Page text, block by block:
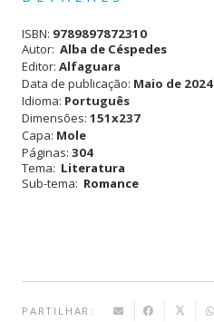
ISBN: 9789897872310
Autor: Alba de Céspedes
Editor: Alfaguara
Data de publicação: Maio de 2024
Idioma: Português
Dimensões: 151x237
Capa: Mole
Páginas: 304
Tema: Literatura
Sub-tema: Romance
PARTILHAR: